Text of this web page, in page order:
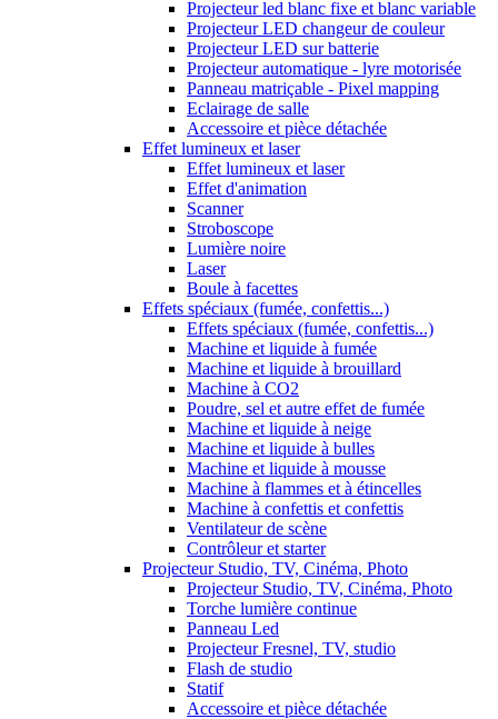
Projecteur led blanc fixe et blanc variable
Projecteur LED changeur de couleur
Projecteur LED sur batterie
Projecteur automatique - lyre motorisée
Panneau matriçable - Pixel mapping
Eclairage de salle
Accessoire et pièce détachée
Effet lumineux et laser
Effet lumineux et laser
Effet d'animation
Scanner
Stroboscope
Lumière noire
Laser
Boule à facettes
Effets spéciaux (fumée, confettis...)
Effets spéciaux (fumée, confettis...)
Machine et liquide à fumée
Machine et liquide à brouillard
Machine à CO2
Poudre, sel et autre effet de fumée
Machine et liquide à neige
Machine et liquide à bulles
Machine et liquide à mousse
Machine à flammes et à étincelles
Machine à confettis et confettis
Ventilateur de scène
Contrôleur et starter
Projecteur Studio, TV, Cinéma, Photo
Projecteur Studio, TV, Cinéma, Photo
Torche lumière continue
Panneau Led
Projecteur Fresnel, TV, studio
Flash de studio
Statif
Accessoire et pièce détachée